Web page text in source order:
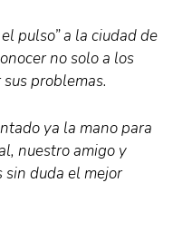
pulso” a la ciudad de
no solo a los
problemas.
ya la mano para
nuestro amigo y
sin duda el mejor